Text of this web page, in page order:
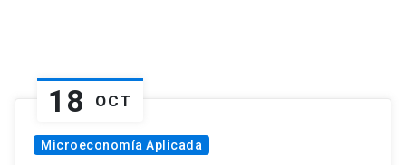
18 OCT
Microeconomía Aplicada